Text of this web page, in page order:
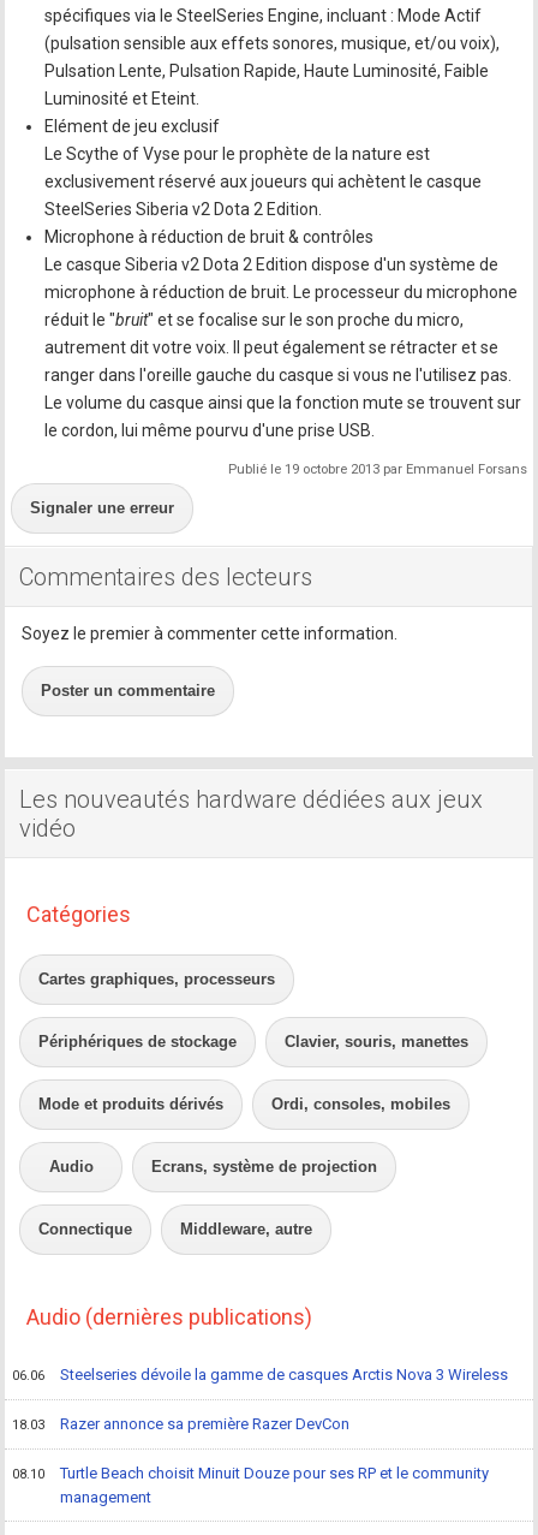
spécifiques via le SteelSeries Engine, incluant : Mode Actif
(pulsation sensible aux effets sonores, musique, et/ou voix),
Pulsation Lente, Pulsation Rapide, Haute Luminosité, Faible
Luminosité et Eteint.
Elément de jeu exclusif
Le Scythe of Vyse pour le prophète de la nature est
exclusivement réservé aux joueurs qui achètent le casque
SteelSeries Siberia v2 Dota 2 Edition.
Microphone à réduction de bruit & contrôles
Le casque Siberia v2 Dota 2 Edition dispose d'un système de
microphone à réduction de bruit. Le processeur du microphone
réduit le "bruit" et se focalise sur le son proche du micro,
autrement dit votre voix. Il peut également se rétracter et se
ranger dans l'oreille gauche du casque si vous ne l'utilisez pas.
Le volume du casque ainsi que la fonction mute se trouvent sur
le cordon, lui même pourvu d'une prise USB.
Publié le 19 octobre 2013 par Emmanuel Forsans
Signaler une erreur
Commentaires des lecteurs
Soyez le premier à commenter cette information.
Poster un commentaire
Les nouveautés hardware dédiées aux jeux
vidéo
Catégories
Cartes graphiques, processeurs
Périphériques de stockage Clavier, souris, manettes
Mode et produits dérivés Ordi, consoles, mobiles
Audio Ecrans, système de projection
Connectique Middleware, autre
Audio (dernières publications)
06.06 Steelseries dévoile la gamme de casques Arctis Nova 3 Wireless
18.03 Razer annonce sa première Razer DevCon
08.10
Turtle Beach choisit Minuit Douze pour ses RP et le community
management